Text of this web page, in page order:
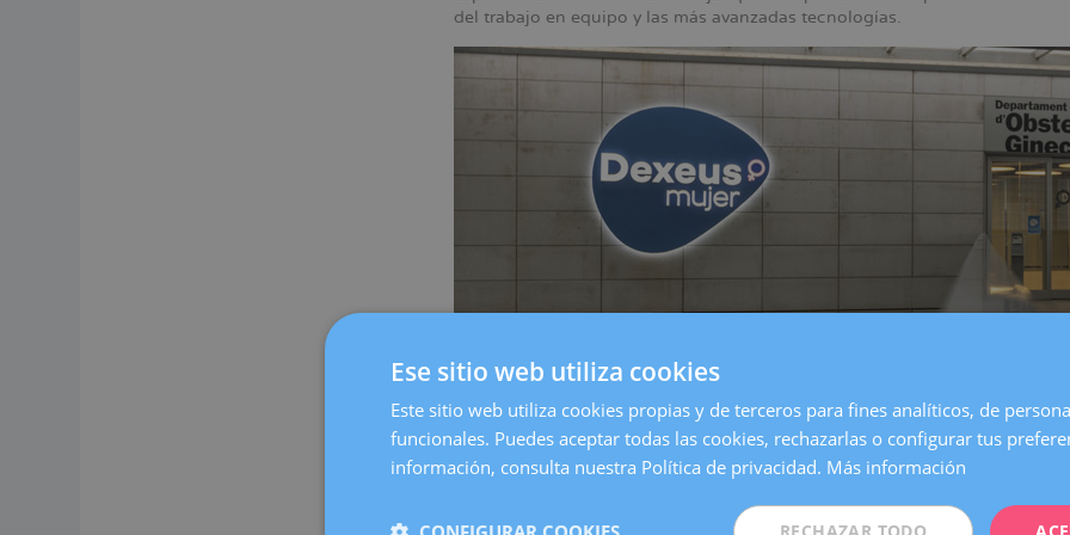
del trabajo en equipo y las más avanzadas tecnologías.
Nuestro centro deBarcelona, es una de las clínicas más grandes y
espacio con todos los servicios necesarios para atender cualquier
En Dexeus Mujer queremos estar aún más cerca de nuestras pacientes.
Ese sitio web utiliza cookies
Este sitio web utiliza cookies propias y de terceros para fines analíticos, de
funcionales. Puedes aceptar todas las cookies, rechazarlas o configurar tus
información, consulta nuestra Política de privacidad. Más información
RECHAZAR TODO